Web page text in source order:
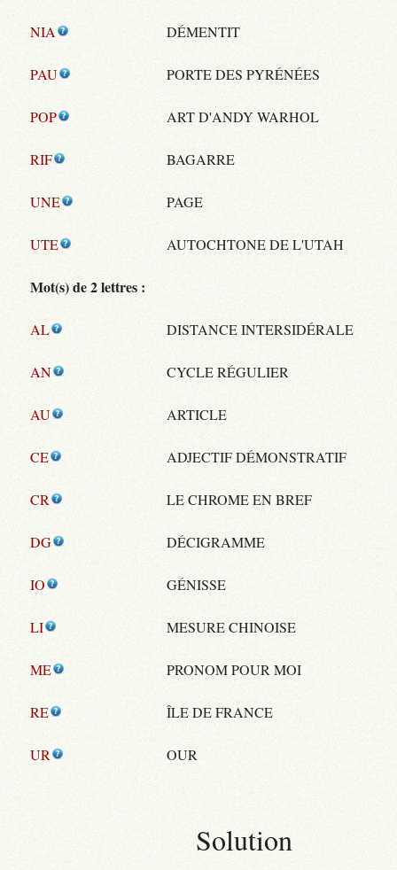
NIA DÉMENTIT
PAU PORTE DES PYRÉNÉES
POP ART D'ANDY WARHOL
RIF BAGARRE
UNE PAGE
UTE AUTOCHTONE DE L'UTAH
Mot(s) de 2 lettres :
AL DISTANCE INTERSIDÉRALE
AN CYCLE RÉGULIER
AU ARTICLE
CE ADJECTIF DÉMONSTRATIF
CR LE CHROME EN BREF
DG DÉCIGRAMME
IO GÉNISSE
LI MESURE CHINOISE
ME PRONOM POUR MOI
RE ÎLE DE FRANCE
UR OUR
Solution